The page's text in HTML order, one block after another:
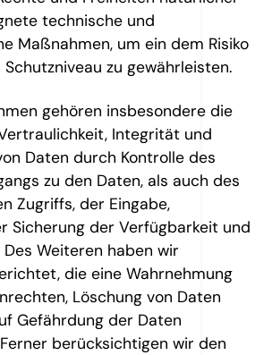
technische und
Maßnahmen, um ein dem Risiko
zu gewährleisten.
gehören insbesondere die
Integrität und
Daten durch Kontrolle des
zu den Daten, als auch des
Zugriffs, der Eingabe,
Sicherung der Verfügbarkeit und
Des Weiteren haben wir
die eine Wahrnehmung
Löschung von Daten
Gefährdung der Daten
berücksichtigen wir den